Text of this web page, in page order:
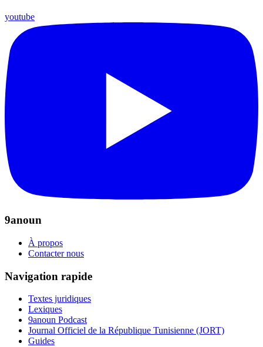
youtube
9anoun
À propos
Contacter nous
Navigation rapide
Textes juridiques
Lexiques
9anoun Podcast
Journal Officiel de la République Tunisienne (JORT)
Guides